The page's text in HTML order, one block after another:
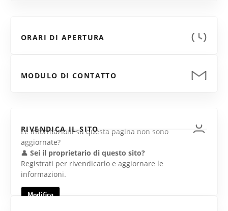
ORARI DI APERTURA
MODULO DI CONTATTO
RIVENDICA IL SITO
Le informazioni su questa pagina non sono
aggiornate?
👤 Sei il proprietario di questo sito?
Registrati per rivendicarlo e aggiornare le
informazioni.
Modifica